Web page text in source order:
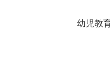
幼児教